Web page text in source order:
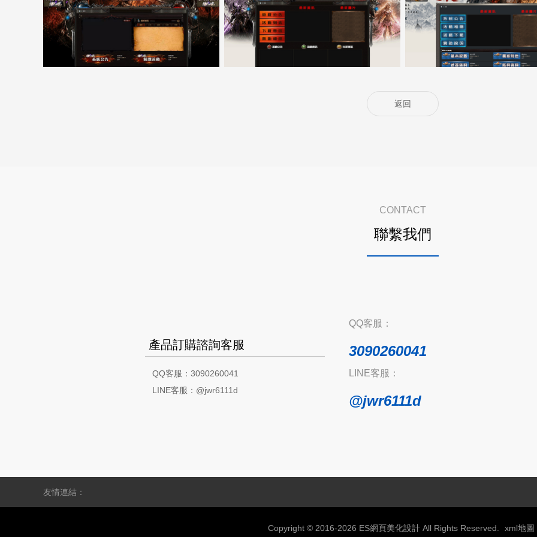
返回
CONTACT
聯繫我們
產品訂購諮詢客服
QQ客服：3090260041
LINE客服：@jwr6111d
QQ客服：
3090260041
LINE客服：
@jwr6111d
友情連結：
Copyright © 2016-2026 ES網頁美化設計 All Rights Reserved. xml地圖